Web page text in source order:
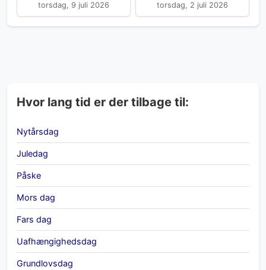
torsdag, 9 juli 2026 torsdag, 2 juli 2026
Hvor lang tid er der tilbage til:
Nytårsdag
Juledag
Påske
Mors dag
Fars dag
Uafhængighedsdag
Grundlovsdag